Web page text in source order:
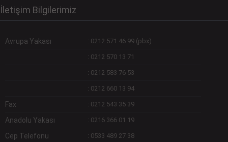
İletişim Bilgilerimiz
Avrupa Yakası : 0212 571 46 99 (pbx)
: 0212 570 13 71
: 0212 583 76 53
: 0212 660 13 94
Fax : 0212 543 35 39
Anadolu Yakası : 0216 366 01 19
Cep Telefonu : 0533 489 27 38
Devamını Gör